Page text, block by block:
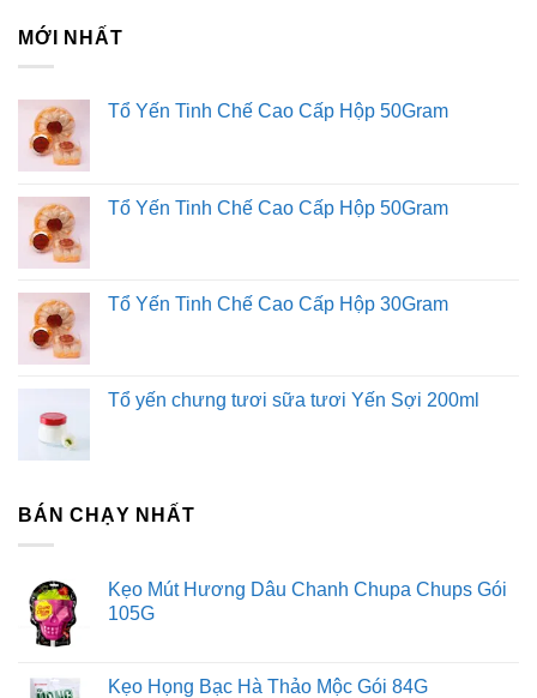
Kim Sài Gòn phân phối băng keo
Dịch Vụ Đăng Ký Kinh Doanh
MỚI NHẤT
Tổ Yến Tinh Chế Cao Cấp Hộp 50Gram
Tổ Yến Tinh Chế Cao Cấp Hộp 50Gram
Tổ Yến Tinh Chế Cao Cấp Hộp 30Gram
Tổ yến chưng tươi sữa tươi Yến Sợi 200ml
BÁN CHẠY NHẤT
Kẹo Mút Hương Dâu Chanh Chupa Chups Gói
105G
Kẹo Họng Bạc Hà Thảo Mộc Gói 84G